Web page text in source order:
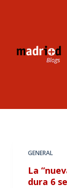
GENERAL
La
dura 6